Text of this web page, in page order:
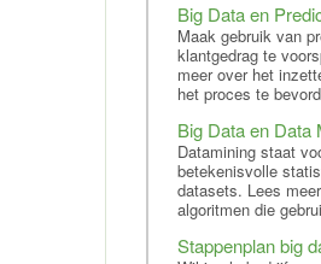
Big Data en
Maak gebruik van
klantgedrag te
meer over het
het proces te
Big Data en Data
Datamining staat
betekenisvolle
datasets. Lees
algoritmen die
Stappenplan big